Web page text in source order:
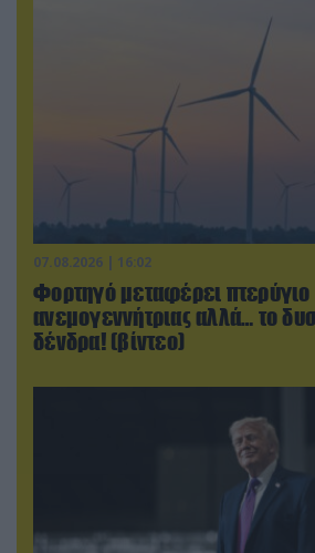
07.08.2026 | 16:02
Φορτηγό μεταφέρει πτερύγιο
ανεμογεννήτριας αλλά… το
δένδρα! (βίντεο)